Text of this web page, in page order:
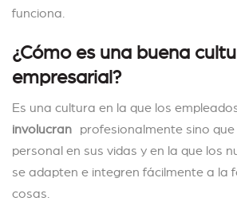
funciona.
¿Cómo es una buena
empresarial?
Es una cultura en la que los
involucran profesionalmente sino
personal en sus vidas y en la que los
se adapten e integren fácilmente a la
cosas.